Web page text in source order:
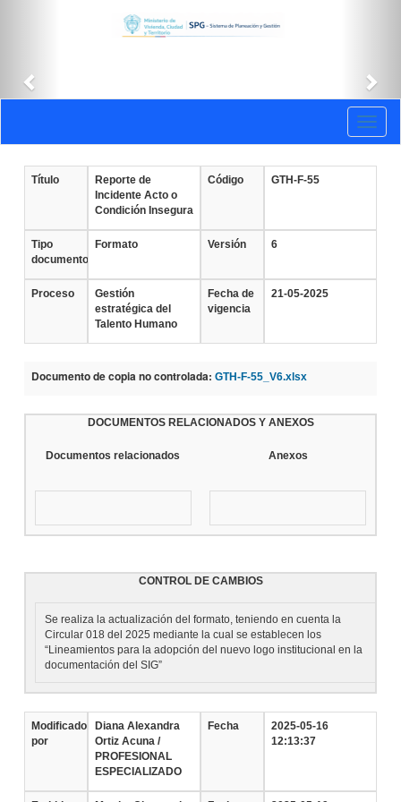
Título
Reporte de
Incidente Acto o
Condición Insegura
Código GTH-F-55
Tipo
documento
Formato Versión 6
Proceso
Gestión
estratégica del
Talento Humano
Fecha de
vigencia
21-05-2025
Documento de copia no controlada: GTH-F-55_V6.xlsx
DOCUMENTOS RELACIONADOS Y ANEXOS
Documentos relacionados Anexos
CONTROL DE CAMBIOS
Se realiza la actualización del formato, teniendo en cuenta la
Circular 018 del 2025 mediante la cual se establecen los
“Lineamientos para la adopción del nuevo logo institucional en la
documentación del SIG”
Modificado
por
Diana Alexandra
Ortiz Acuna /
PROFESIONAL
ESPECIALIZADO
Fecha
2025-05-16
12:13:37